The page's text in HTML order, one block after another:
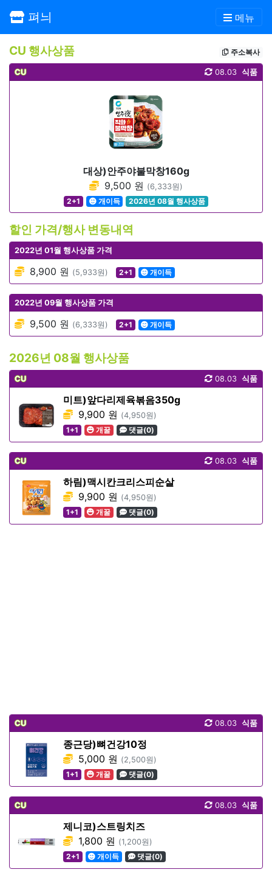
펴늬 메뉴
CU 행사상품 주소복사
CU 식품
08.03
대상)안주야불막창160g
9,500 원 (6,333원)
2+1
개이득 2026년 08월 행사상품
할인 가격/행사 변동내역
2022년 01월 행사상품 가격
8,900 원 (5,933원) 2+1 개이득
2022년 09월 행사상품 가격
9,500 원 (6,333원) 2+1 개이득
2026년 08월 행사상품
CU 식품
08.03
미트)앞다리제육볶음350g
9,900 원 (4,950원)
1+1
개꿀 댓글(0)
CU 식품
08.03
하림)맥시칸크리스피순살
9,900 원 (4,950원)
1+1
개꿀 댓글(0)
CU 식품
08.03
종근당)뼈건강10정
5,000 원 (2,500원)
1+1
개꿀 댓글(0)
CU 식품
08.03
제니코)스트링치즈
1,800 원 (1,200원)
2+1
개이득 댓글(0)